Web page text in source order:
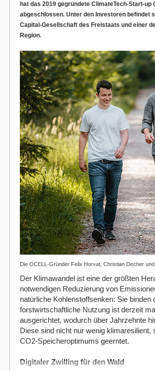
hat das 2019 gegründete ClimateTech-Start-
abgeschlossen. Unter den Investoren befindet
Capital-Gesellschaft des Freistaats und einer
Region.
Die OCELL-Gründer Felix Horvat, Christian Decher
Der Klimawandel ist eine der größten
notwendigen Reduzierung von
natürliche Kohlenstoffsenken: Sie binden
forstwirtschaftliche Nutzung ist derzeit
ausgerichtet, wodurch über Jahrzehnte
Diese sind nicht nur wenig
CO2-Speicheroptimums geerntet.
Digitaler Zwilling für den Wald